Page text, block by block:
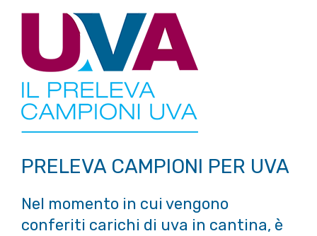
PRELEVA CAMPIONI PER UVA
Nel momento in cui vengono
conferiti carichi di uva in cantina, è